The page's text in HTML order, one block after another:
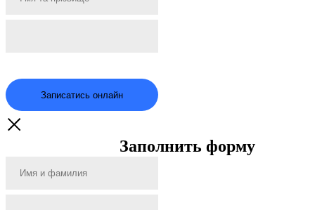
Записатись онлайн
Заполнить форму